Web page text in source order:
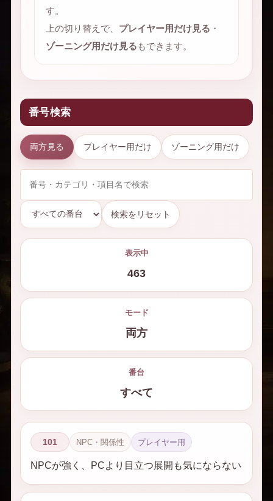
す。
上の切り替えで、 プレイヤー用だけ見る ・
ゾーニング用だけ見る もできます。
番号検索
両方見る プレイヤー用だけ ゾーニング用だけ
検索をリセット
表示中
463
モード
両方
番台
すべて
101 NPC・関係性 プレイヤー用
NPCが強く、PCより目立つ展開も気にならない